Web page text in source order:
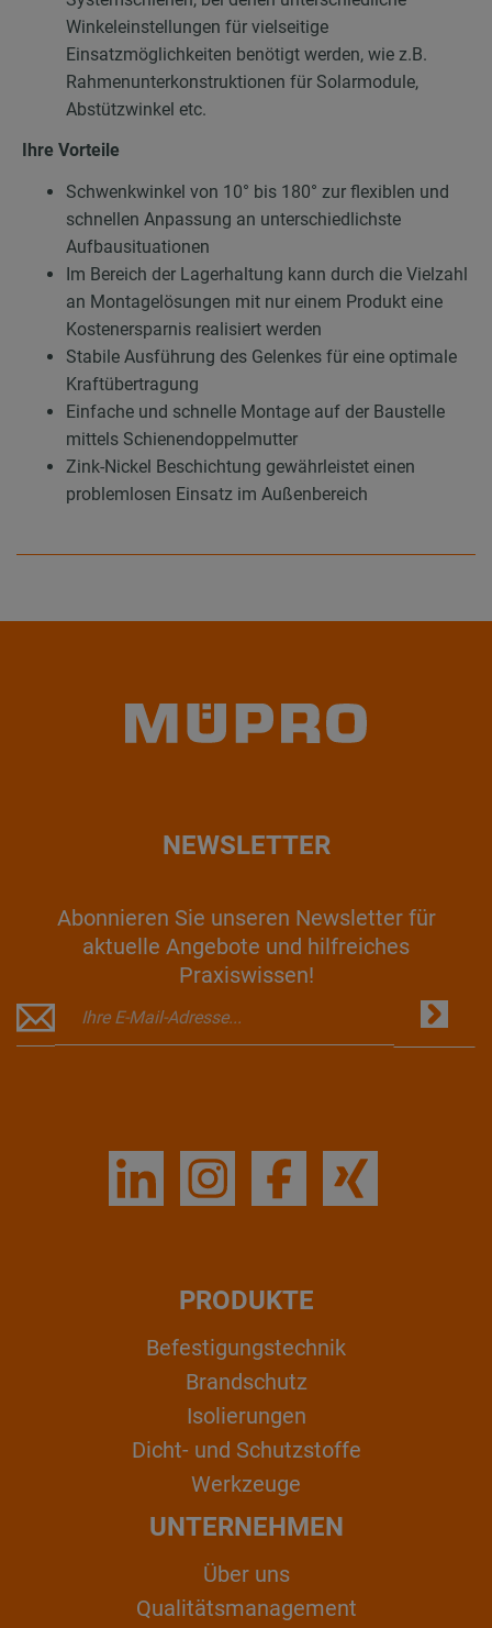
Winkeleinstellungen für vielseitige
Einsatzmöglichkeiten benötigt werden, wie z.B.
Rahmenunterkonstruktionen für Solarmodule,
Abstützwinkel etc.
Ihre Vorteile
Schwenkwinkel von 10° bis 180° zur flexiblen und
schnellen Anpassung an unterschiedlichste
Aufbausituationen
Im Bereich der Lagerhaltung kann durch die Vielzahl
an Montagelösungen mit nur einem Produkt eine
Kostenersparnis realisiert werden
Stabile Ausführung des Gelenkes für eine optimale
Kraftübertragung
Einfache und schnelle Montage auf der Baustelle
mittels Schienendoppelmutter
Zink-Nickel Beschichtung gewährleistet einen
problemlosen Einsatz im Außenbereich
NEWSLETTER
Abonnieren Sie unseren Newsletter für
aktuelle Angebote und hilfreiches
Praxiswissen!
PRODUKTE
Befestigungstechnik
Brandschutz
Isolierungen
Dicht- und Schutzstoffe
Werkzeuge
UNTERNEHMEN
Über uns
Qualitätsmanagement